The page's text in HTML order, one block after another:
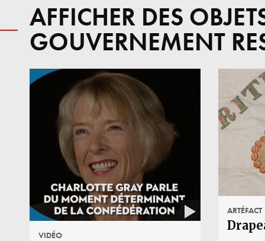
AFFICHER DES
GOUVERNEMENT
VIDÉO
ARTÉFACT